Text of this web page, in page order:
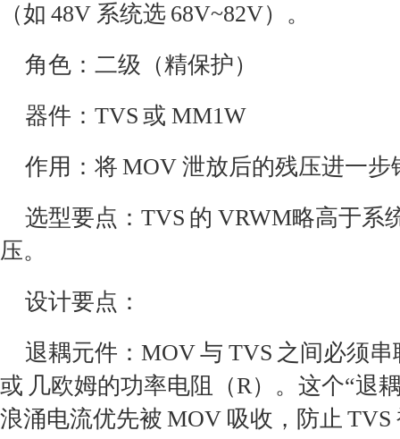
（如 48V 系统选 68V~82V）。
角色：二级（精保护）
器件：TVS 或 MM1W
作用：将 MOV 泄放后的残压进一
选型要点：TVS 的 VRWM略高于系
压。
设计要点：
退耦元件：MOV 与 TVS 之间必须
或 几欧姆的功率电阻（R）。这个“退
浪涌电流优先被 MOV 吸收，防止 TVS